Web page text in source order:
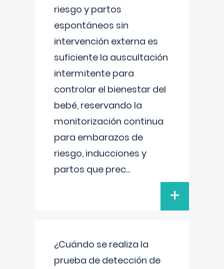
riesgo y partos
espontáneos sin
intervención externa es
suficiente la auscultación
intermitente para
controlar el bienestar del
bebé, reservando la
monitorización continua
para embarazos de
riesgo, inducciones y
partos que prec...
+
¿Cuándo se realiza la
prueba de detección de